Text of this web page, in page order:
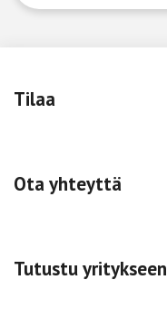
Tilaa
Ota yhteyttä
Tutustu yritykseen